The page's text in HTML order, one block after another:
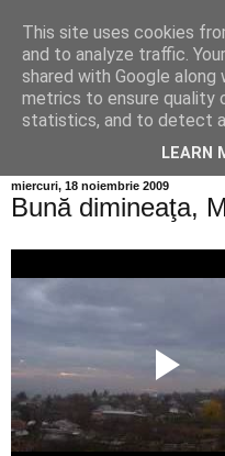
Info
BINE AȚI VENIT! *Jurnal
Vineri 07 August, 2026
miercuri, 18 noiembrie 2009
Bună dimineaţa,
This site uses cookies
and to analyze traffic.
shared with Google
metrics to ensure quality
statistics, and to detect
LEARN